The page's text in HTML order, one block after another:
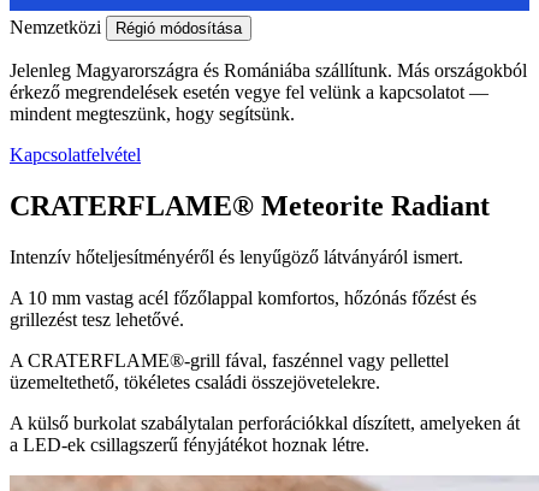
Nemzetközi Régió módosítása
Jelenleg Magyarországra és Romániába szállítunk. Más országokból
érkező megrendelések esetén vegye fel velünk a kapcsolatot —
mindent megteszünk, hogy segítsünk.
Kapcsolatfelvétel
CRATERFLAME® Meteorite Radiant
Intenzív hőteljesítményéről és lenyűgöző látványáról ismert.
A 10 mm vastag acél főzőlappal komfortos, hőzónás főzést és
grillezést tesz lehetővé.
A CRATERFLAME®-grill fával, faszénnel vagy pellettel
üzemeltethető, tökéletes családi összejövetelekre.
A külső burkolat szabálytalan perforációkkal díszített, amelyeken át
a LED-ek csillagszerű fényjátékot hoznak létre.